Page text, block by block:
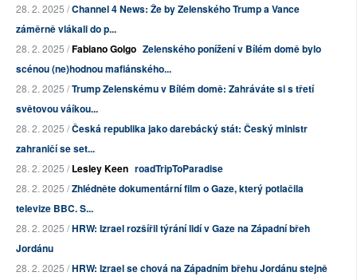
28. 2. 2025 /Channel 4 News: Že by Zelenského Trump a Vance
záměrně vlákali do p...
28. 2. 2025 /Fabiano Golgo Zelenského ponížení v Bílém domě bylo
scénou (ne)hodnou mafiánského...
28. 2. 2025 /Trump Zelenskému v Bílém domě: Zahráváte si s třetí
světovou váíkou...
28. 2. 2025 /Česká republika jako darebácký stát: Český ministr
zahraničí se set...
28. 2. 2025 /Lesley Keen roadTripToParadise
28. 2. 2025 /Zhlédněte dokumentární film o Gaze, který potlačila
televize BBC. S...
28. 2. 2025 /HRW: Izrael rozšířil týrání lidí v Gaze na Západní břeh
Jordánu
28. 2. 2025 /HRW: Izrael se chová na Západním břehu Jordánu stejně